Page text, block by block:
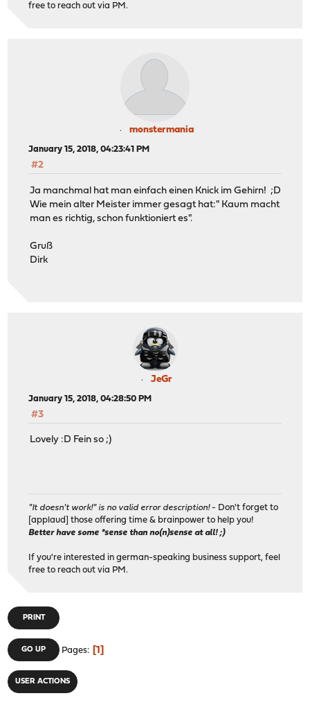
free to reach out via PM.
monstermania
January 15, 2018, 04:23:41 PM
#2
Ja manchmal hat man einfach einen Knick im Gehirn! ;D
Wie mein alter Meister immer gesagt hat:" Kaum macht
man es richtig, schon funktioniert es".
Gruß
Dirk
JeGr
January 15, 2018, 04:28:50 PM
#3
Lovely :D Fein so ;)
"It doesn't work!" is no valid error description!- Don't forget to
[applaud] those offering time & brainpower to help you!
Better have some *sense than no(n)sense at all! ;)
If you're interested in german-speaking business support, feel
free to reach out via PM.
PRINT
GO UP Pages 1
USER ACTIONS